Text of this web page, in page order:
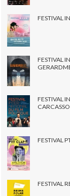
FESTIVAL
FESTIVAL
FESTIVAL
FESTIVAL
FESTIVAL